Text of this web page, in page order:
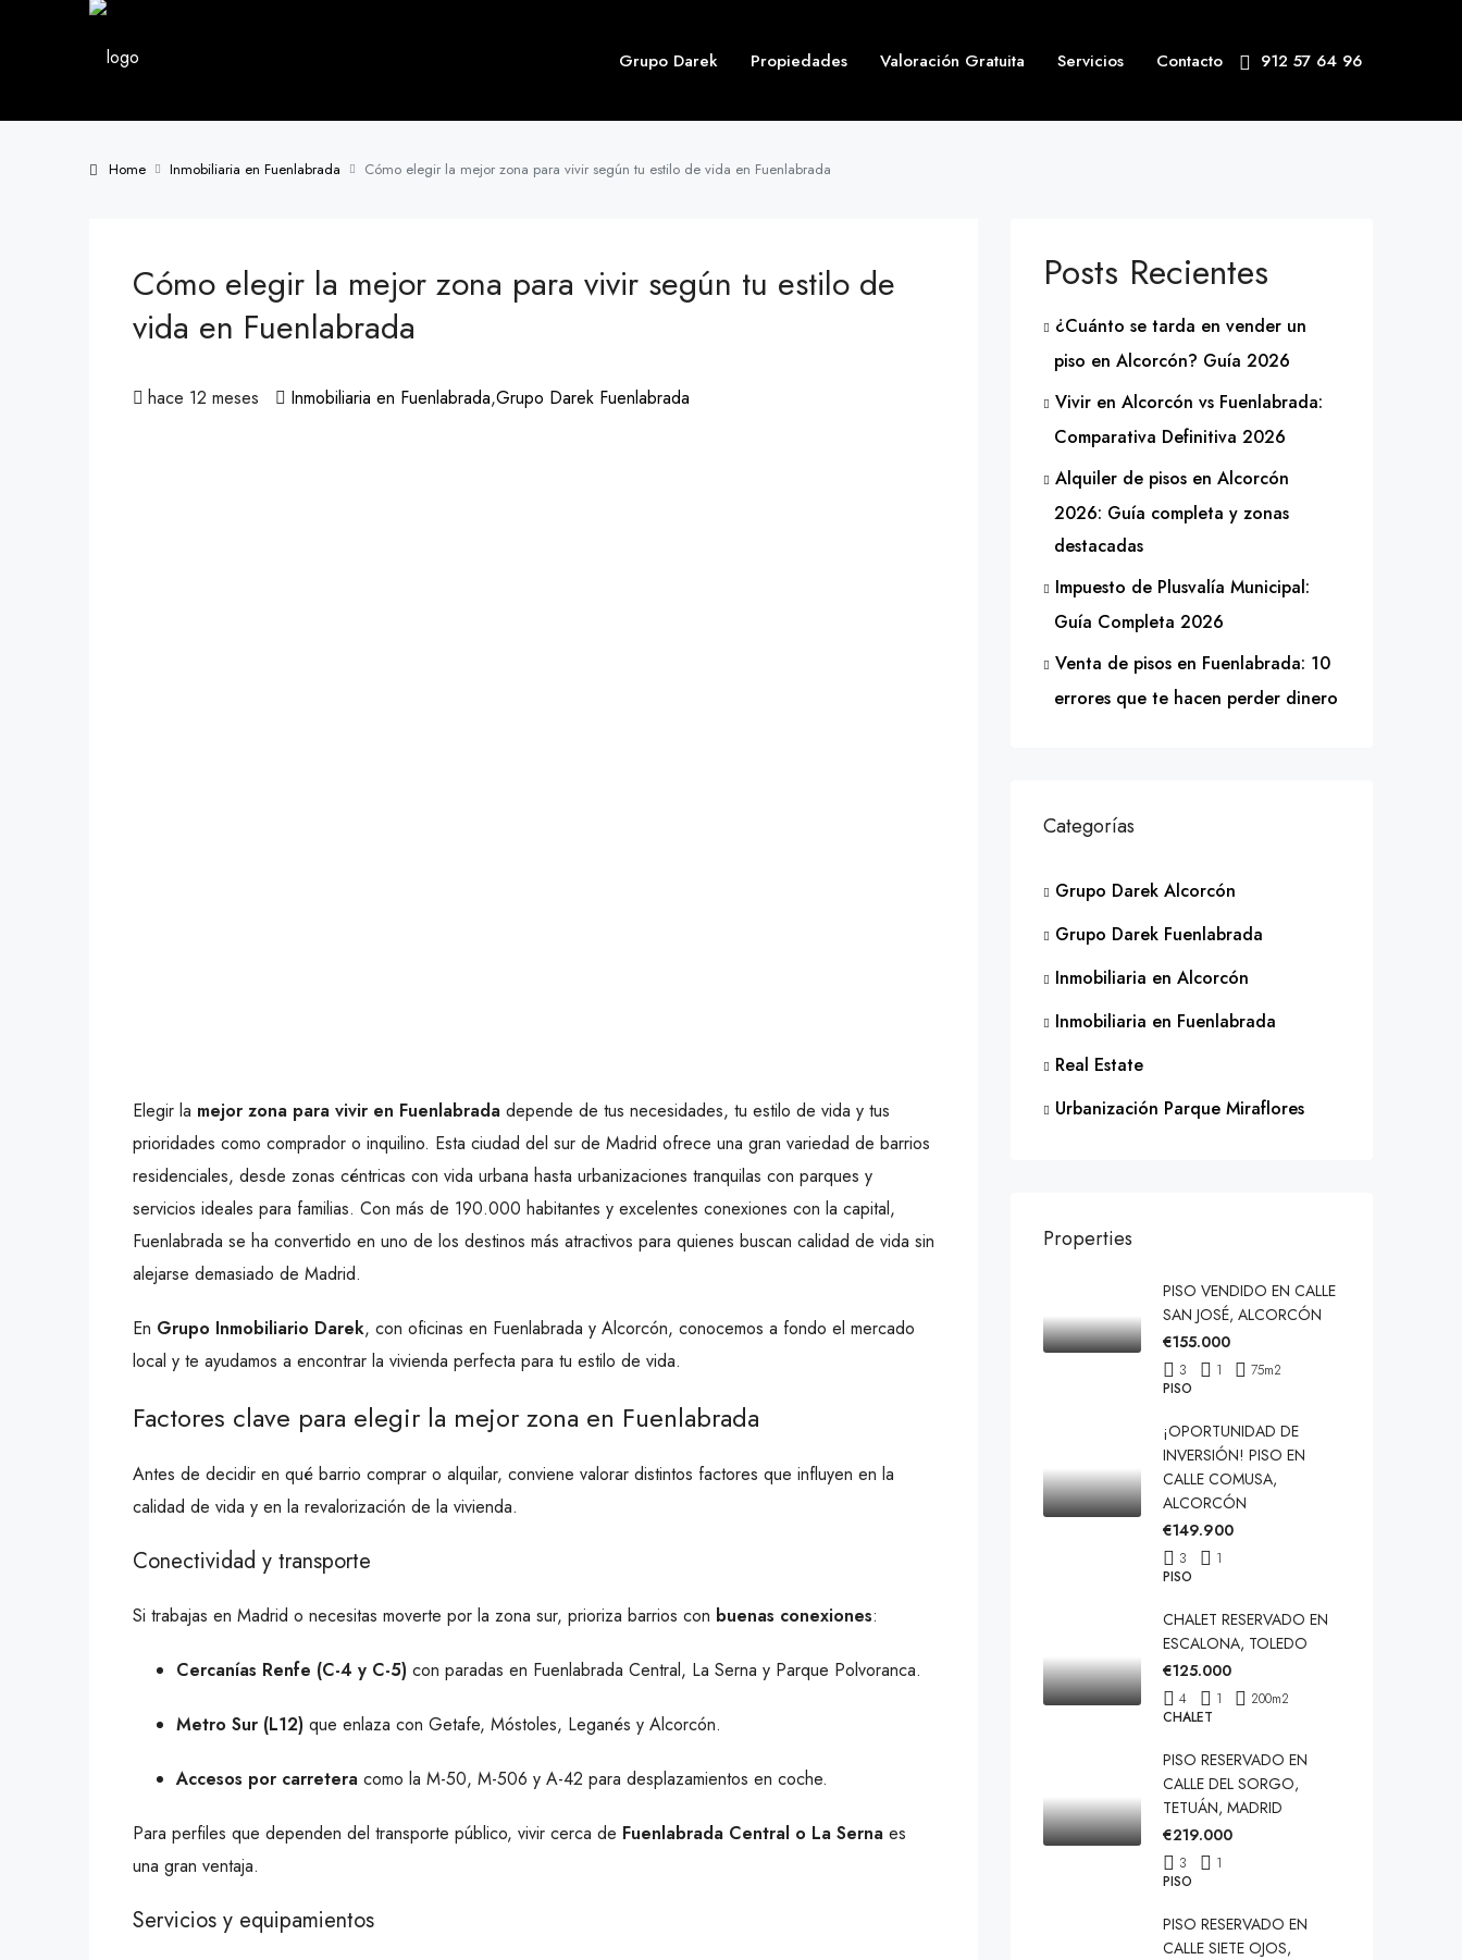
Grupo Darek Propiedades Valoración Gratuita Servicios Contacto 912 57 64 96
Home Inmobiliaria en Fuenlabrada Cómo elegir la mejor zona para vivir según tu estilo de vida en Fuenlabrada
Cómo elegir la mejor zona para vivir según tu estilo de
vida en Fuenlabrada
hace 12 meses Inmobiliaria en Fuenlabrada,Grupo Darek Fuenlabrada
Elegir la mejor zona para vivir en Fuenlabrada depende de tus necesidades, tu estilo de vida y tus
prioridades como comprador o inquilino. Esta ciudad del sur de Madrid ofrece una gran variedad de barrios
residenciales, desde zonas céntricas con vida urbana hasta urbanizaciones tranquilas con parques y
servicios ideales para familias. Con más de 190.000 habitantes y excelentes conexiones con la capital,
Fuenlabrada se ha convertido en uno de los destinos más atractivos para quienes buscan calidad de vida sin
alejarse demasiado de Madrid.
En Grupo Inmobiliario Darek, con oficinas en Fuenlabrada y Alcorcón, conocemos a fondo el mercado
local y te ayudamos a encontrar la vivienda perfecta para tu estilo de vida.
Factores clave para elegir la mejor zona en Fuenlabrada
Antes de decidir en qué barrio comprar o alquilar, conviene valorar distintos factores que influyen en la
calidad de vida y en la revalorización de la vivienda.
Conectividad y transporte
Si trabajas en Madrid o necesitas moverte por la zona sur, prioriza barrios con buenas conexiones:
Cercanías Renfe (C-4 y C-5) con paradas en Fuenlabrada Central, La Serna y Parque Polvoranca.
Metro Sur (L12) que enlaza con Getafe, Móstoles, Leganés y Alcorcón.
Accesos por carretera como la M-50, M-506 y A-42 para desplazamientos en coche.
Para perfiles que dependen del transporte público, vivir cerca de Fuenlabrada Central o La Serna es
una gran ventaja.
Servicios y equipamientos
Posts Recientes
¿Cuánto se tarda en vender un
piso en Alcorcón? Guía 2026
Vivir en Alcorcón vs Fuenlabrada:
Comparativa Definitiva 2026
Alquiler de pisos en Alcorcón
2026: Guía completa y zonas
destacadas
Impuesto de Plusvalía Municipal:
Guía Completa 2026
Venta de pisos en Fuenlabrada: 10
errores que te hacen perder dinero
Categorías
Grupo Darek Alcorcón
Grupo Darek Fuenlabrada
Inmobiliaria en Alcorcón
Inmobiliaria en Fuenlabrada
Real Estate
Urbanización Parque Miraflores
Properties
PISO VENDIDO EN CALLE
SAN JOSÉ, ALCORCÓN
€155.000
3 1 75m2
PISO
¡OPORTUNIDAD DE
INVERSIÓN! PISO EN
CALLE COMUSA,
ALCORCÓN
€149.900
3
1
PISO
CHALET RESERVADO EN
ESCALONA, TOLEDO
€125.000
4 1 200m2
CHALET
PISO RESERVADO EN
CALLE DEL SORGO,
TETUÁN, MADRID
€219.000
3
1
PISO
PISO RESERVADO EN
CALLE SIETE OJOS,